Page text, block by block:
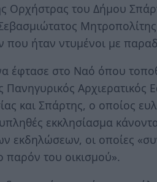
Ορχήστρας του Δήμου
ήταν ντυμένοι με
έφτασε στο Ναό όπου
Πανηγυρικός Αρχιερατικός
και Σπάρτης, ο οποίος
εκκλησίασμα
εκδηλώσεων, οι οποίες
του οικισμού».